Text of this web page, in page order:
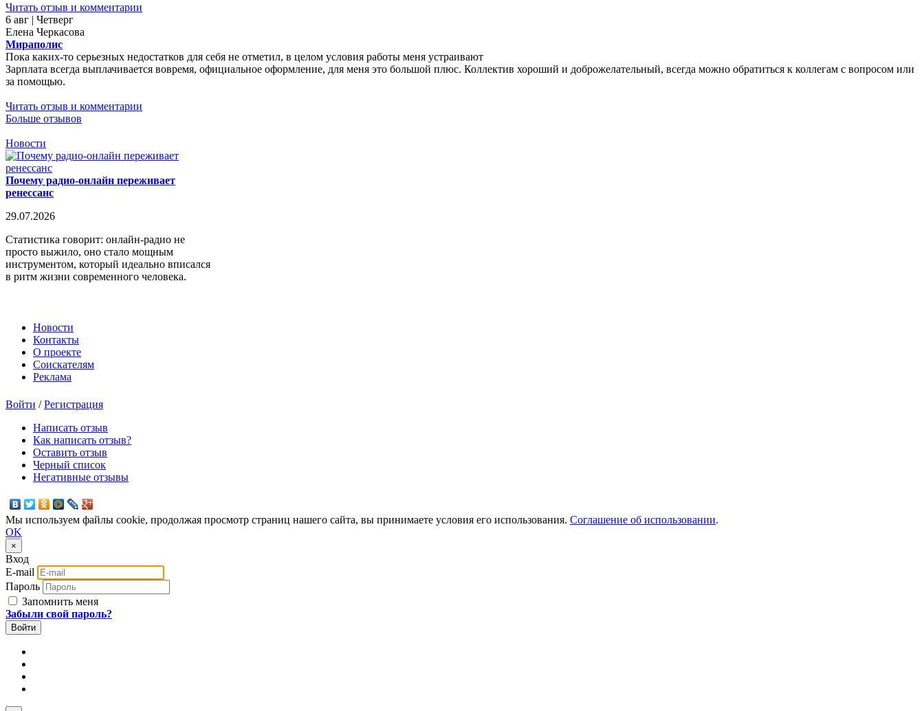
Читать отзыв и комментарии
6 авг | Четверг
Елена Черкасова
Мираполис
Пока каких-то серьезных недостатков для себя не отметил, в целом условия работы меня устраивают
Зарплата всегда выплачивается вовремя, официальное оформление, для меня это большой плюс. Коллектив хороший и доброжелательный, всегда можно обратиться к коллегам с вопросом или
за помощью.
Читать отзыв и комментарии
Больше отзывов
Новости
Почему радио-онлайн переживает
ренессанс
29.07.2026
Статистика говорит: онлайн-радио не
просто выжило, оно стало мощным
инструментом, который идеально вписался
в ритм жизни современного человека.
Новости
Контакты
О проекте
Соискателям
Реклама
Войти /Регистрация
Написать отзыв
Как написать отзыв?
Оставить отзыв
Черный список
Негативные отзывы
Мы используем файлы cookie, продолжая просмотр страниц нашего сайта, вы принимаете условия его использования. Соглашение об использовании.
OK
×
Вход
E-mail
Пароль
Запомнить меня
Забыли свой пароль?